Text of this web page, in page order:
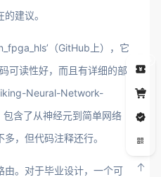
建议。
（GitHub上），它
可读性好，而且有详细的部
Neural-Network-
包含了从神经元到简单网络
，但代码注释还行。
由。对于毕业设计，一个可